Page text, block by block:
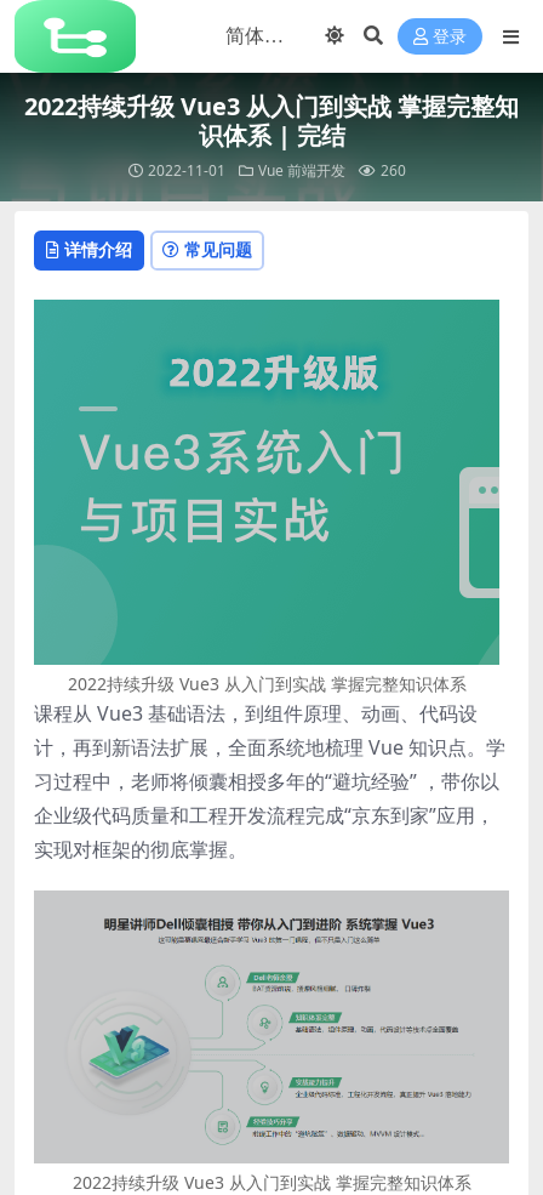
登录
2022持续升级 Vue3 从入门到实战 掌握完整知
识体系 | 完结
2022-11-01 Vue 前端开发 260
详情介绍 常见问题
2022持续升级 Vue3 从入门到实战 掌握完整知识体系
课程从 Vue3 基础语法，到组件原理、动画、代码设
计，再到新语法扩展，全面系统地梳理 Vue 知识点。学
习过程中，老师将倾囊相授多年的“避坑经验” ，带你以
企业级代码质量和工程开发流程完成“京东到家”应用，
实现对框架的彻底掌握。
2022持续升级 Vue3 从入门到实战 掌握完整知识体系